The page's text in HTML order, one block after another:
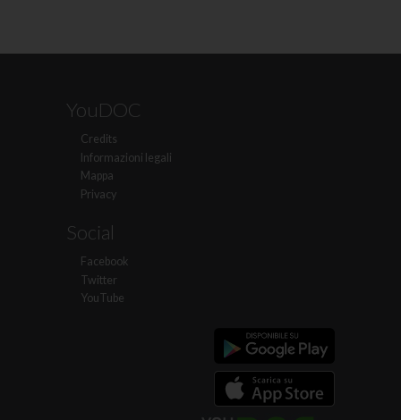
YouDOC
Credits
Informazioni legali
Mappa
Privacy
Social
Facebook
Twitter
YouTube